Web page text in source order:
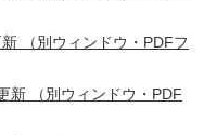
（別ウィンドウ・PDFフ
新 （別ウィンドウ・PDF